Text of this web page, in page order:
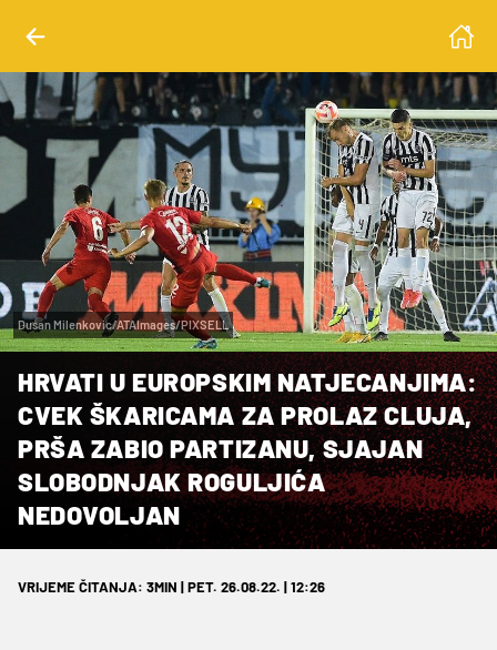
Dusan Milenkovic/ATAImages/PIXSELL
HRVATI U EUROPSKIM NATJECANJIMA:
CVEK ŠKARICAMA ZA PROLAZ CLUJA,
PRŠA ZABIO PARTIZANU, SJAJAN
SLOBODNJAK ROGULJIĆA
NEDOVOLJAN
VRIJEME ČITANJA: 3MIN | PET. 26.08.22. | 12:26